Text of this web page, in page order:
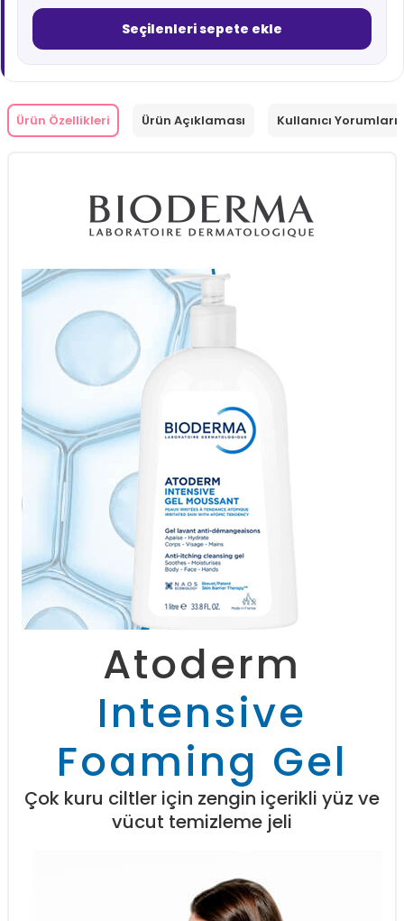
Seçilenleri sepete ekle
Ürün Özellikleri Ürün Açıklaması Kullanıcı Yorumları
Atoderm
Intensive
Foaming Gel
Çok kuru ciltler için zengin içerikli yüz ve
vücut temizleme jeli